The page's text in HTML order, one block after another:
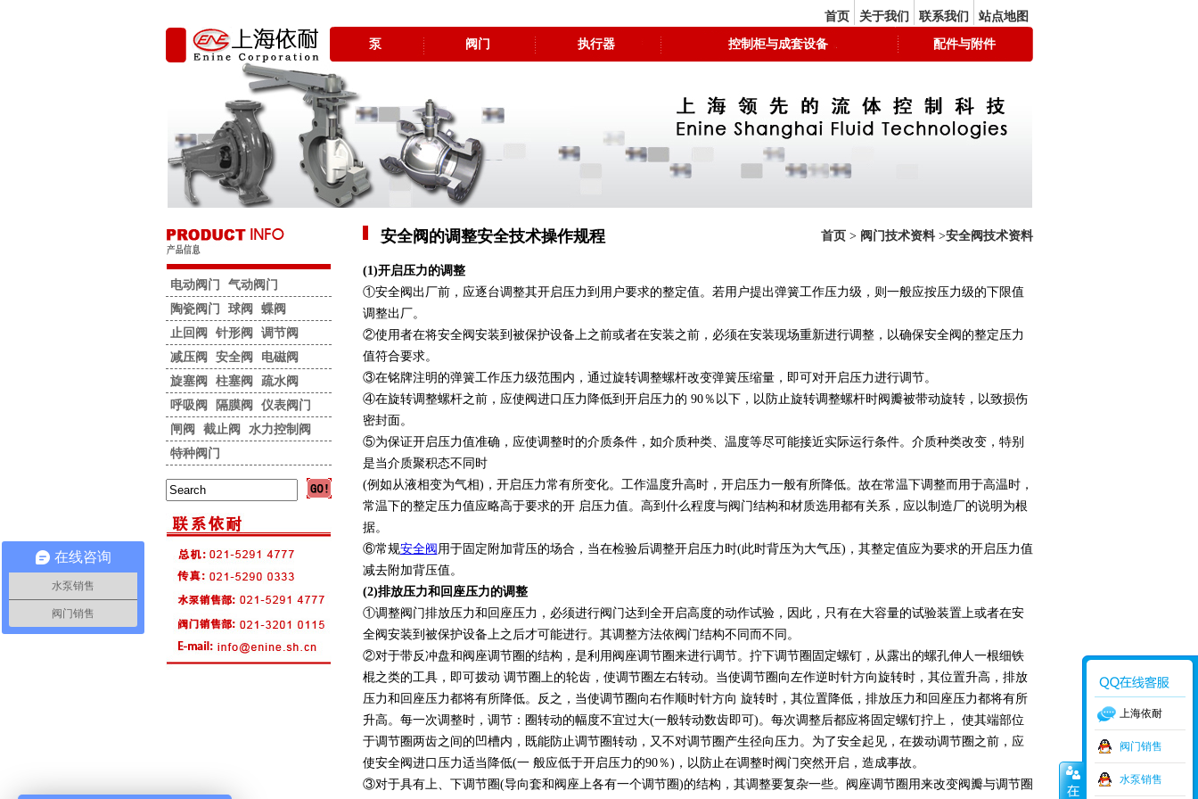
首页 关于我们 联系我们 站点地图
泵 阀门 执行器 控制柜与成套设备 配件与附件
首页> 阀门技术资料>安全阀技术资料
安全阀的调整安全技术操作规程
(1)开启压力的调整
①安全阀出厂前，应逐台调整其开启压力到用户要求的整定值。若用户提出弹簧工作压力级，则一般应按压力级的下限值
调整出厂。
②使用者在将安全阀安装到被保护设备上之前或者在安装之前，必须在安装现场重新进行调整，以确保安全阀的整定压力
值符合要求。
③在铭牌注明的弹簧工作压力级范围内，通过旋转调整螺杆改变弹簧压缩量，即可对开启压力进行调节。
④在旋转调整螺杆之前，应使阀进口压力降低到开启压力的 90％以下，以防止旋转调整螺杆时阀瓣被带动旋转，以致损伤
密封面。
⑤为保证开启压力值准确，应使调整时的介质条件，如介质种类、温度等尽可能接近实际运行条件。介质种类改变，特别
是当介质聚积态不同时
(例如从液相变为气相)，开启压力常有所变化。工作温度升高时，开启压力一般有所降低。故在常温下调整而用于高温时，
常温下的整定压力值应略高于要求的开 启压力值。高到什么程度与阀门结构和材质选用都有关系，应以制造厂的说明为根
据。
⑥常规安全阀 用于固定附加背压的场合，当在检验后调整开启压力时(此时背压为大气压)，其整定值应为要求的开启压力值
减去附加背压值。
(2)排放压力和回座压力的调整
①调整阀门排放压力和回座压力，必须进行阀门达到全开启高度的动作试验，因此，只有在大容量的试验装置上或者在安
全阀安装到被保护设备上之后才可能进行。其调整方法依阀门结构不同而不同。
②对于带反冲盘和阀座调节圈的结构，是利用阀座调节圈来进行调节。拧下调节圈固定螺钉，从露出的螺孔伸人一根细铁
棍之类的工具，即可拨动 调节圈上的轮齿，使调节圈左右转动。当使调节圈向左作逆时针方向旋转时，其位置升高，排放
压力和回座压力都将有所降低。反之，当使调节圈向右作顺时针方向 旋转时，其位置降低，排放压力和回座压力都将有所
升高。每一次调整时，调节：圈转动的幅度不宜过大(一般转动数齿即可)。每次调整后都应将固定螺钉拧上， 使其端部位
于调节圈两齿之间的凹槽内，既能防止调节圈转动，又不对调节圈产生径向压力。为了安全起见，在拨动调节圈之前，应
使安全阀进口压力适当降低(一 般应低于开启压力的90％)，以防止在调整时阀门突然开启，造成事故。
③对于具有上、下调节圈(导向套和阀座上各有一个调节圈)的结构，其调整要复杂一些。阀座调节圈用来改变阀瓣与调节圈
电动阀门
气动阀门
陶瓷阀门
球阀
蝶阀
止回阀
针形阀
调节阀
减压阀
安全阀
电磁阀
旋塞阀
柱塞阀
疏水阀
呼吸阀
隔膜阀
仪表阀门
闸阀
截止阀
水力控制阀
特种阀门
上海依耐
阀门销售
水泵销售
在线咨询
水泵销售
阀门销售